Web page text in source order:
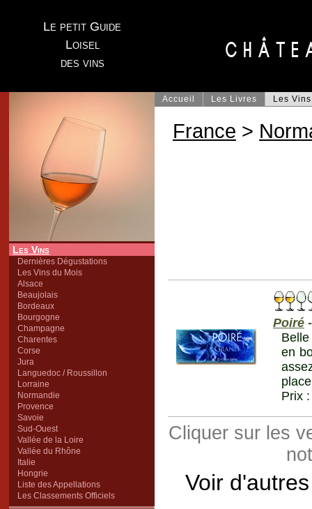
Le petit Guide
Loisel
des vins
Les Vins
Dernières Dégustations
Les Vins du Mois
Alsace
Beaujolais
Bordeaux
Bourgogne
Champagne
Charentes
Corse
Jura
Languedoc / Roussillon
Lorraine
Normandie
Provence
Savoie
Sud-Ouest
Vallée de la Loire
Vallée du Rhône
Italie
Hongrie
Liste des Appellations
Les Classements Officiels
Accueil Les Livres Les Vins
France >
Poiré
en
Prix
Cliquer sur les
Voir